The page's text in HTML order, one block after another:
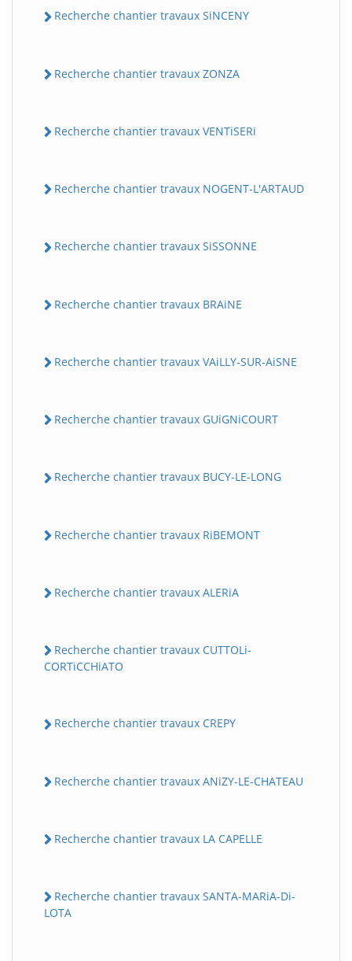
Recherche chantier travaux SiNCENY
Recherche chantier travaux ZONZA
Recherche chantier travaux VENTiSERi
Recherche chantier travaux NOGENT-L'ARTAUD
Recherche chantier travaux SiSSONNE
Recherche chantier travaux BRAiNE
Recherche chantier travaux VAiLLY-SUR-AiSNE
Recherche chantier travaux GUiGNiCOURT
Recherche chantier travaux BUCY-LE-LONG
Recherche chantier travaux RiBEMONT
Recherche chantier travaux ALERiA
Recherche chantier travaux CUTTOLi-
CORTiCCHiATO
Recherche chantier travaux CREPY
Recherche chantier travaux ANiZY-LE-CHATEAU
Recherche chantier travaux LA CAPELLE
Recherche chantier travaux SANTA-MARiA-Di-
LOTA